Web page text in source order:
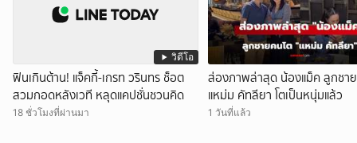
วิดีโอ
ฟินเกินต้าน! แจ็คกี้-เกรท วรินทร ช็อต
สวมกอดหลังเวที หลุดแคปชั่นชวนคิด
18 ชั่วโมงที่ผ่านมา
ส่องภาพล่าสุด น้องแม็ค ลูกชา
แหม่ม คัทลียา โตเป็นหนุ่มแล้ว
1 วันที่แล้ว